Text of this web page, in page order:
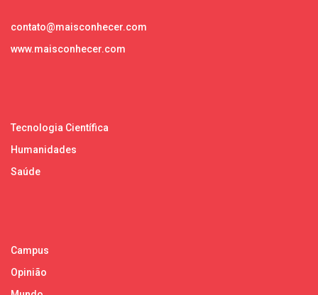
contato@maisconhecer.com
www.maisconhecer.com
Tecnologia Científica
Humanidades
Saúde
Campus
Opinião